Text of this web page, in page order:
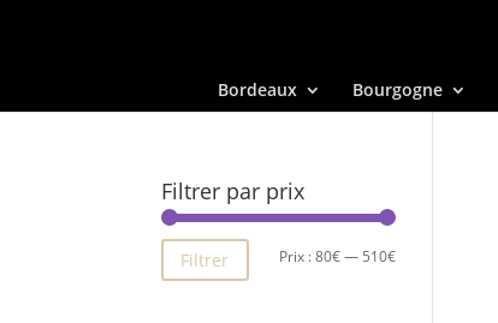
Bordeaux Bourgogne
Filtrer par prix
Prix
Prix
Filtrer Prix :80€— 510€